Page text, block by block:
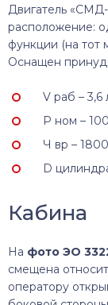
Двигатель
расположение:
функции (на тот
Оснащен
V раб – 3,6
P ном –
Ч вр –
D
Кабина
На фото ЭО
смещена
оператору